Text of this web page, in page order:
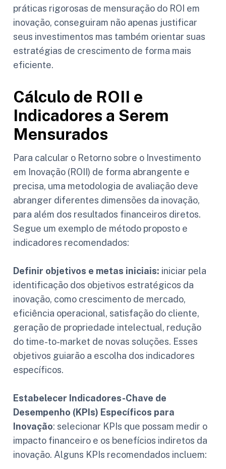
práticas rigorosas de mensuração do ROI em
inovação, conseguiram não apenas justificar
seus investimentos mas também orientar suas
estratégias de crescimento de forma mais
eficiente.
Cálculo de ROII e
Indicadores a Serem
Mensurados
Para calcular o Retorno sobre o Investimento
em Inovação (ROII) de forma abrangente e
precisa, uma metodologia de avaliação deve
abranger diferentes dimensões da inovação,
para além dos resultados financeiros diretos.
Segue um exemplo de método proposto e
indicadores recomendados:
Definir objetivos e metas iniciais: iniciar pela
identificação dos objetivos estratégicos da
inovação, como crescimento de mercado,
eficiência operacional, satisfação do cliente,
geração de propriedade intelectual, redução
do time-to-market de novas soluções. Esses
objetivos guiarão a escolha dos indicadores
específicos.
Estabelecer Indicadores-Chave de
Desempenho (KPIs) Específicos para
Inovação: selecionar KPIs que possam medir o
impacto financeiro e os benefícios indiretos da
inovação. Alguns KPIs recomendados incluem: